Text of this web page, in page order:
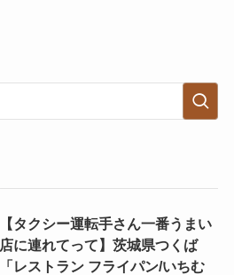
【タクシー運転手さん一番うまい
店に連れてって】茨城県つくば
「レストラン フライパン/いちむ